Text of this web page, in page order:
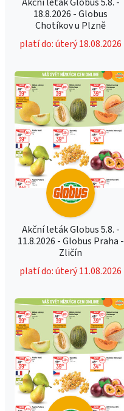
18.8.2026 - Globus
Chotíkov u Plzně
platí do: úterý 18.08.2026
Akční leták Globus 5.8. -
11.8.2026 - Globus Praha -
Zličín
platí do: úterý 11.08.2026